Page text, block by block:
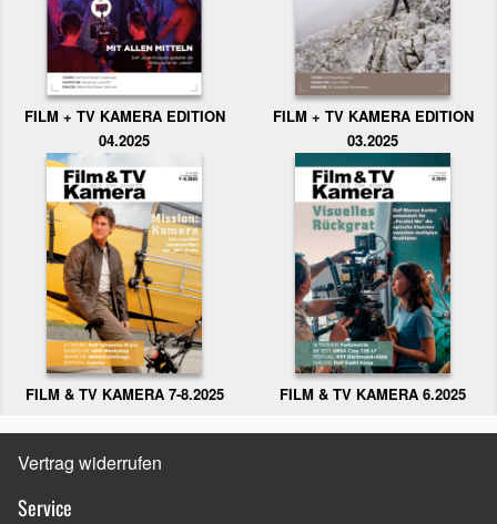
FILM + TV KAMERA EDITION
04.2025
FILM + TV KAMERA EDITION
03.2025
FILM & TV KAMERA 7-8.2025 FILM & TV KAMERA 6.2025
Vertrag widerrufen
Service